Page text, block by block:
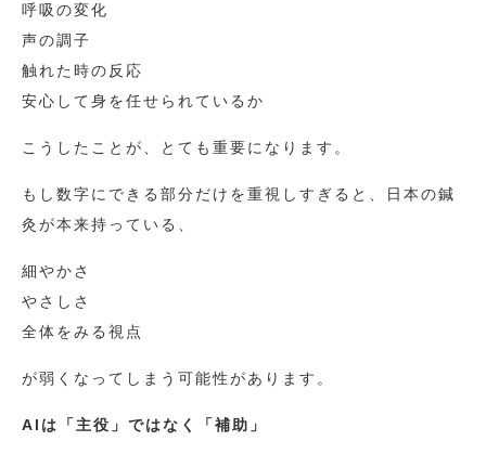
呼吸の変化
声の調子
触れた時の反応
安心して身を任せられているか
こうしたことが、とても重要になります。
もし数字にできる部分だけを重視しすぎると、日本の鍼
灸が本来持っている、
細やかさ
やさしさ
全体をみる視点
が弱くなってしまう可能性があります。
AIは「主役」ではなく「補助」